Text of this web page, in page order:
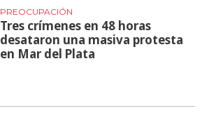
PREOCUPACIÓN
Tres crímenes en 48 horas
desataron una masiva protesta
en Mar del Plata